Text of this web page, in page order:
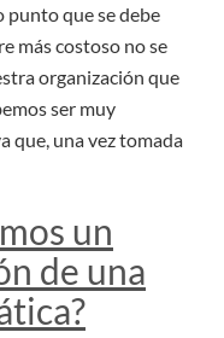
punto que se debe
más costoso no se
organización que
ser muy
que, una vez tomada
un
de una